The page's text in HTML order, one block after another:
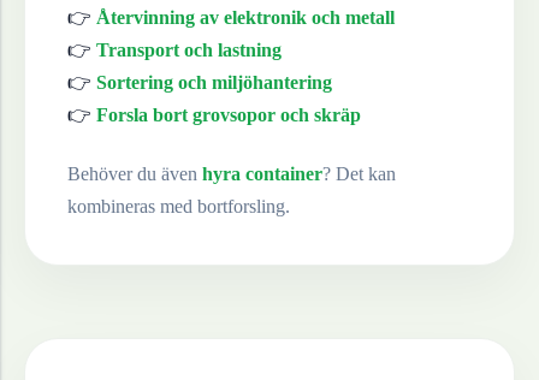
👉 Återvinning av elektronik och metall
👉 Transport och lastning
👉 Sortering och miljöhantering
👉 Forsla bort grovsopor och skräp
Behöver du även hyra container? Det kan
kombineras med bortforsling.